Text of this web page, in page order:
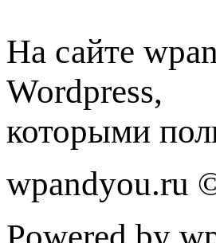
На сайте
Wordpress,
которыми
wpandyou.ru